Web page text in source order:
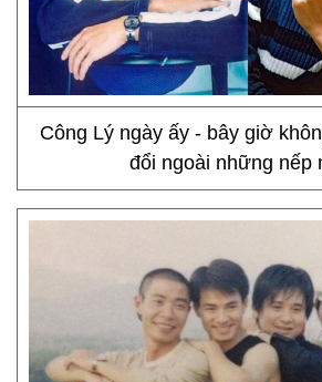
Công Lý ngày ấy - bây giờ
đổi ngoài những nếp